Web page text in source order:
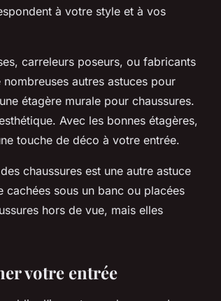
à votre style et à vos
carreleurs poseurs, ou fabricants
autres astuces pour
étagère murale pour chaussures.
Avec les bonnes étagères,
touche de déco à votre entrée.
chaussures est une autre astuce
sous un banc ou placées
hors de vue, mais elles
votre entrée